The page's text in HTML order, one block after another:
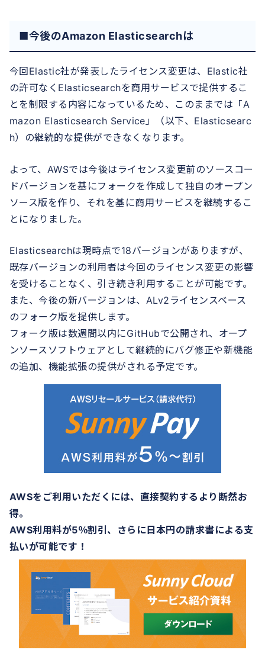
■今後のAmazon Elasticsearchは
今回Elastic社が発表したライセンス変更は、Elastic社
の許可なくElasticsearchを商用サービスで提供するこ
とを制限する内容になっているため、このままでは「A
mazon Elasticsearch Service」（以下、Elasticsearc
h）の継続的な提供ができなくなります。
よって、AWSでは今後はライセンス変更前のソースコー
ドバージョンを基にフォークを作成して独自のオープン
ソース版を作り、それを基に商用サービスを継続するこ
とになりました。
Elasticsearchは現時点で18バージョンがありますが、
既存バージョンの利用者は今回のライセンス変更の影響
を受けることなく、引き続き利用することが可能です。
また、今後の新バージョンは、ALv2ライセンスベース
のフォーク版を提供します。
フォーク版は数週間以内にGitHubで公開され、オープ
ンソースソフトウェアとして継続的にバグ修正や新機能
の追加、機能拡張の提供がされる予定です。
AWSをご利用いただくには、直接契約するより断然お
得。
AWS利用料が5％割引、さらに日本円の請求書による支
払いが可能です！